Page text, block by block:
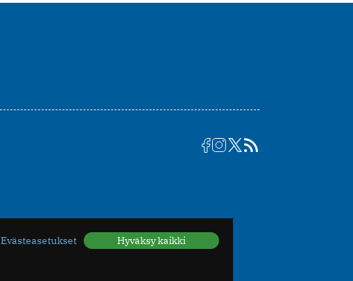
Evästeasetukset Hyväksy kaikki